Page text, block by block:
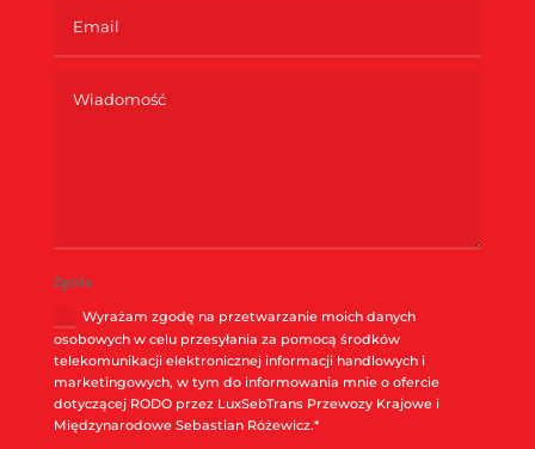
Zgoda
Wyrażam zgodę na przetwarzanie moich danych
osobowych w celu przesyłania za pomocą środków
telekomunikacji elektronicznej informacji handlowych i
marketingowych, w tym do informowania mnie o ofercie
dotyczącej RODO przez LuxSebTrans Przewozy Krajowe i
Międzynarodowe Sebastian Różewicz.*